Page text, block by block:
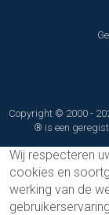
Copyright © 2000 -
® is een
Wij respecteren
cookies en
werking van de